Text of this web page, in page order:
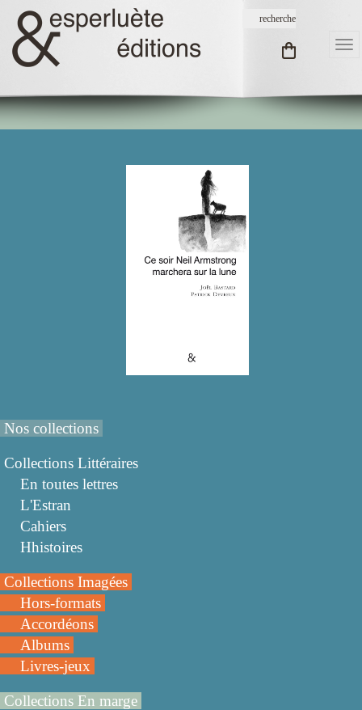
Nos collections
Collections Littéraires
En toutes lettres
L'Estran
Cahiers
Hhistoires
Collections Imagées
Hors-formats
Accordéons
Albums
Livres-jeux
Collections En marge